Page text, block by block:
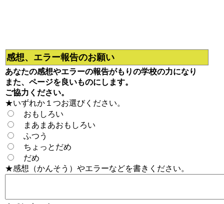
感想、エラー報告のお願い
あなたの感想やエラーの報告がもりの学校の力になり
また、ページを良いものにします。
ご協力ください。
★いずれか１つお選びください。
おもしろい
まあまあおもしろい
ふつう
ちょっとだめ
だめ
★感想（かんそう）やエラーなどを書きください。